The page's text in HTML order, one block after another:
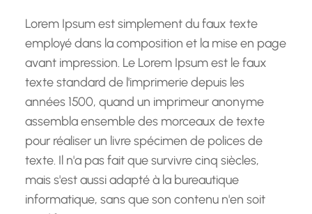
Lorem Ipsum est simplement du faux texte
employé dans la composition et la mise en page
avant impression. Le Lorem Ipsum est le faux
texte standard de l'imprimerie depuis les
années 1500, quand un imprimeur anonyme
assembla ensemble des morceaux de texte
pour réaliser un livre spécimen de polices de
texte. Il n'a pas fait que survivre cinq siècles,
mais s'est aussi adapté à la bureautique
informatique, sans que son contenu n'en soit